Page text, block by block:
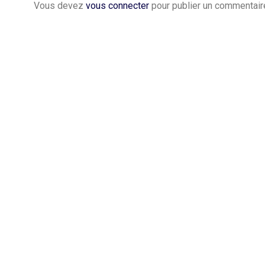
Vous devez vous connecter pour publier un